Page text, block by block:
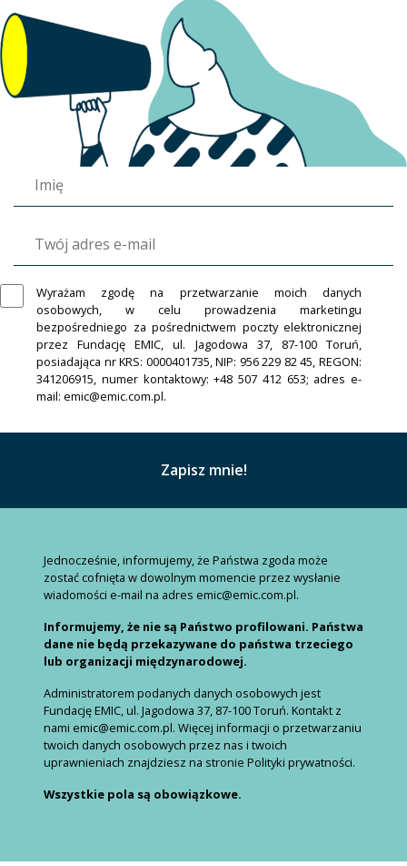
Wyrażam zgodę na przetwarzanie moich danych
osobowych, w celu prowadzenia marketingu
bezpośredniego za pośrednictwem poczty elektronicznej
przez Fundację EMIC, ul. Jagodowa 37, 87-100 Toruń,
posiadająca nr KRS: 0000401735, NIP: 956 229 82 45, REGON:
341206915, numer kontaktowy: +48 507 412 653; adres e-
mail: emic@emic.com.pl.
Jednocześnie, informujemy, że Państwa zgoda może
zostać cofnięta w dowolnym momencie przez wysłanie
wiadomości e-mail na adres emic@emic.com.pl.
Informujemy, że nie są Państwo profilowani. Państwa
dane nie będą przekazywane do państwa trzeciego
lub organizacji międzynarodowej.
Administratorem podanych danych osobowych jest
Fundację EMIC, ul. Jagodowa 37, 87-100 Toruń. Kontakt z
nami emic@emic.com.pl. Więcej informacji o przetwarzaniu
twoich danych osobowych przez nas i twoich
uprawnieniach znajdziesz na stronie Polityki prywatności.
Wszystkie pola są obowiązkowe.